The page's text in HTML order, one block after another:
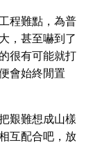
程難點，為普
，甚至嚇到了
很有可能就打
會始終閒置
艱難想成山樣
互配合吧，放